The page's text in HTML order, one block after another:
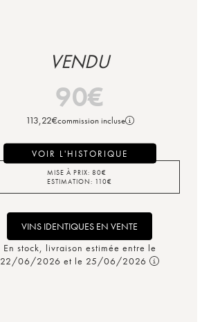
VENDU
90€
113,22€commission incluse
VOIR L'HISTORIQUE
MISE À PRIX: 80€
ESTIMATION: 110€
VINS IDENTIQUES EN VENTE
En stock, livraison estimée entre le
22/06/2026 et le 25/06/2026